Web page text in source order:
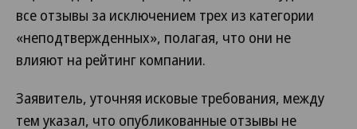
все отзывы за исключением трех из категории
«неподтвержденных», полагая, что они не
влияют на рейтинг компании.
Заявитель, уточняя исковые требования, между
тем указал, что опубликованные отзывы не